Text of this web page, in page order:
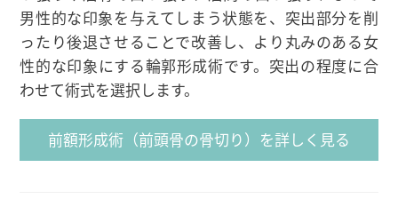
男性的な印象を与えてしまう状態を、突出部分を削
ったり後退させることで改善し、より丸みのある女
性的な印象にする輪郭形成術です。突出の程度に合
わせて術式を選択します。
前額形成術（前頭骨の骨切り）を詳しく見る